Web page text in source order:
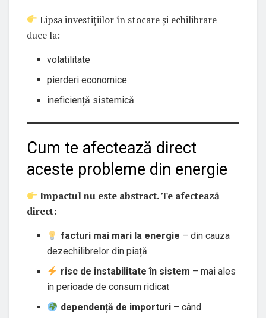
Lipsa investițiilor în stocare și echilibrare
duce la:
volatilitate
pierderi economice
ineficiență sistemică
Cum te afectează direct
aceste probleme din energie
Impactul nu este abstract. Te afectează
direct:
facturi mai mari la energie – din cauza
dezechilibrelor din piață
risc de instabilitate în sistem – mai ales
în perioade de consum ridicat
dependență de importuri– când